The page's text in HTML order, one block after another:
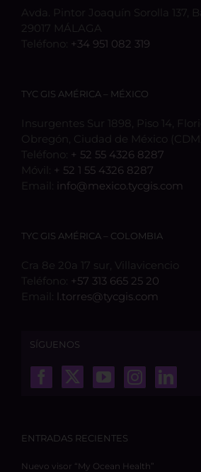
Avda. Pintor Joaquín Sorolla 137,
29017 MÁLAGA
Teléfono: +34 951 082 319
TYC GIS AMÉRICA – MÉXICO
Insurgentes Sur 1898, Piso 14,
Obregón, Ciudad de México
Teléfono: + 52 55 4326 8287
Móvil: + 52 1 55 4326 8287
Email: info@mexico.tycgis.com
TYC GIS AMÉRICA – COLOMBIA
Cra 8e 20a 17 sur, Villavicencio
Teléfono: +57 313 665 25 20
Email: l.torres@tycgis.com
SÍGUENOS
ENTRADAS RECIENTES
Nuevo visor “My Ocean Health”